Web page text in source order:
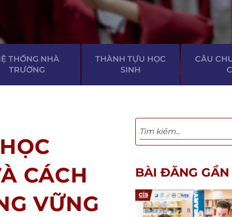
THỐNG NHÀ
TRƯỜNG
THÀNH TỰU HỌC
SINH
CÂU
CÁCH
VỮNG
BÀI ĐĂNG